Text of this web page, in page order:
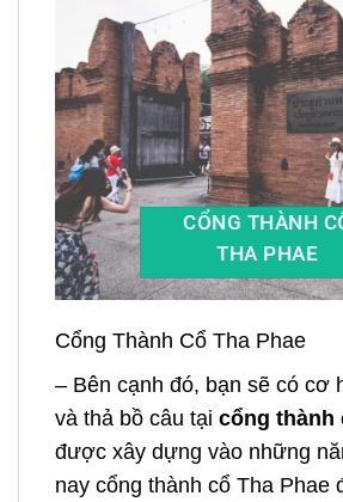
CỔNG THÀNH
THA PHAE
Cổng Thành Cổ Tha Phae
– Bên cạnh đó, bạn sẽ có cơ
và thả bồ câu tại cổng thành
được xây dựng vào những
nay cổng thành cổ Tha Phae